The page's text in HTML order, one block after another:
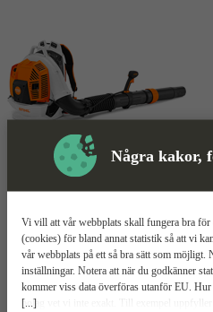
Några kakor,
[...]
Vi vill att vår webbplats skall fungera bra
(cookies) för bland annat statistik så att vi
vår webbplats på ett så bra sätt som möjligt.
inställningar. Notera att när du godkänner
kommer viss data överföras utanför EU.
bolag vet vi inte exakt. Till exempel
Lövblås Mer information
Stihl BR 800 C-